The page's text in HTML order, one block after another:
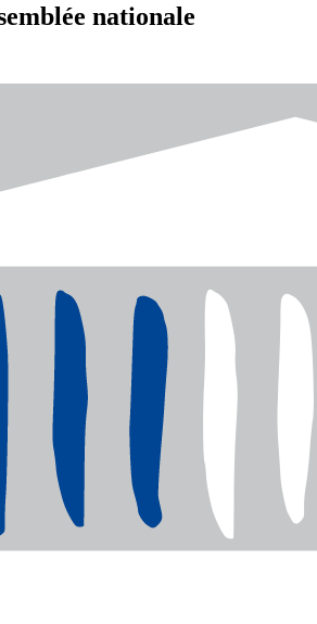
nationale